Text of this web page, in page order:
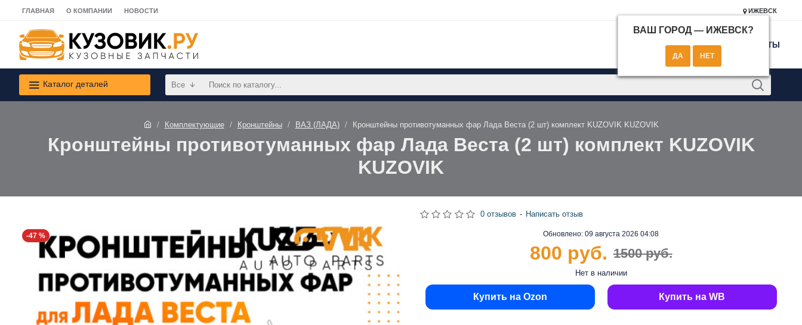
ГЛАВНАЯ О КОМПАНИИ НОВОСТИ ИЖЕВСК
ВАШ ГОРОД — ИЖЕВСК?
КОНТАКТЫ
Каталог деталей Все
Комплектующие Кронштейны ВАЗ (ЛАДА) Кронштейны противотуманных фар Лада Веста (2 шт) комплект KUZOVIK KUZOVIK
Кронштейны противотуманных фар Лада Веста (2 шт) комплект KUZOVIK
KUZOVIK
-47 % Обновлено: 09 августа 2026 04:08
Нет в наличии
0 отзывов - Написать отзыв
1500 руб.
800 руб.
Купить на Ozon Купить на WB